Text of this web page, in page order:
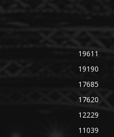
19611
19190
17685
17620
12229
11039